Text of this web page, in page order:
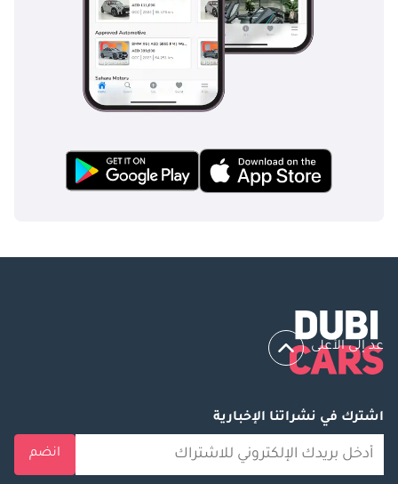
عد إلى الأعلى
اشترك في نشراتنا الإخبارية
انضم